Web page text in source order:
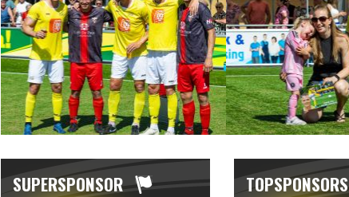
SUPERSPONSOR TOPSPONSORS